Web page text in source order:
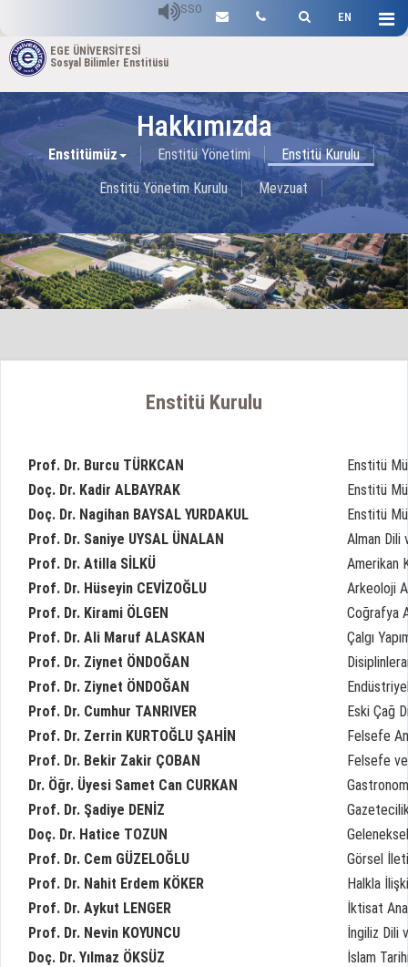
EN
SSO
EGE ÜNİVERSİTESİ
Sosyal Bilimler Enstitüsü
Hakkımızda
Enstitümüz Enstitü Yönetimi
Enstitü Kurulu
Enstitü Yönetim Kurulu
Mevzuat
Enstitü Kurulu
Prof. Dr. Burcu TÜRKCAN
Enstitü
Doç. Dr. Kadir ALBAYRAK
Enstitü
Doç. Dr. Nagihan BAYSAL YURDAKUL
Enstitü
Prof. Dr. Saniye UYSAL ÜNALAN
Alman Dili
Prof. Dr. Atilla SİLKÜ
Amerikan
Prof. Dr. Hüseyin CEVİZOĞLU
Arkeoloji
Prof. Dr. Kirami ÖLGEN
Coğrafya
Prof. Dr. Ali Maruf ALASKAN
Çalgı
Prof. Dr. Ziynet ÖNDOĞAN
Prof. Dr. Ziynet ÖNDOĞAN
Prof. Dr. Cumhur TANRIVER
Eski Çağ
Prof. Dr. Zerrin KURTOĞLU ŞAHİN
Felsefe
Prof. Dr. Bekir Zakir ÇOBAN
Felsefe ve
Dr. Öğr. Üyesi Samet Can CURKAN
Prof. Dr. Şadiye DENİZ
Doç. Dr. Hatice TOZUN
Prof. Dr. Cem GÜZELOĞLU
Görsel
Prof. Dr. Nahit Erdem KÖKER
Halkla
Prof. Dr. Aykut LENGER
İktisat
Prof. Dr. Nevin KOYUNCU
İngiliz Dili
Doç. Dr. Yılmaz ÖKSÜZ
İslam